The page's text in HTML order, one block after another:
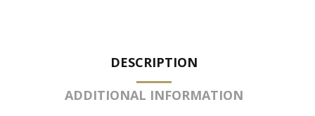
DESCRIPTION
ADDITIONAL INFORMATION